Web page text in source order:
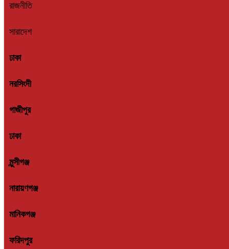
রাজনীতি
সারাদেশ
ঢাকা
নরসিংদী
গাজীপুর
ঢাকা
মুন্সীগঞ্জ
নারায়ণগঞ্জ
মানিকগঞ্জ
ফরিদপুর